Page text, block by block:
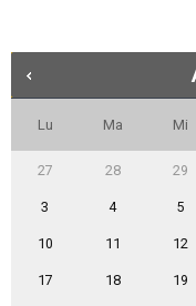
Lu Ma Mi
27 28 29
3 4 5
10 11 12
17 18 19